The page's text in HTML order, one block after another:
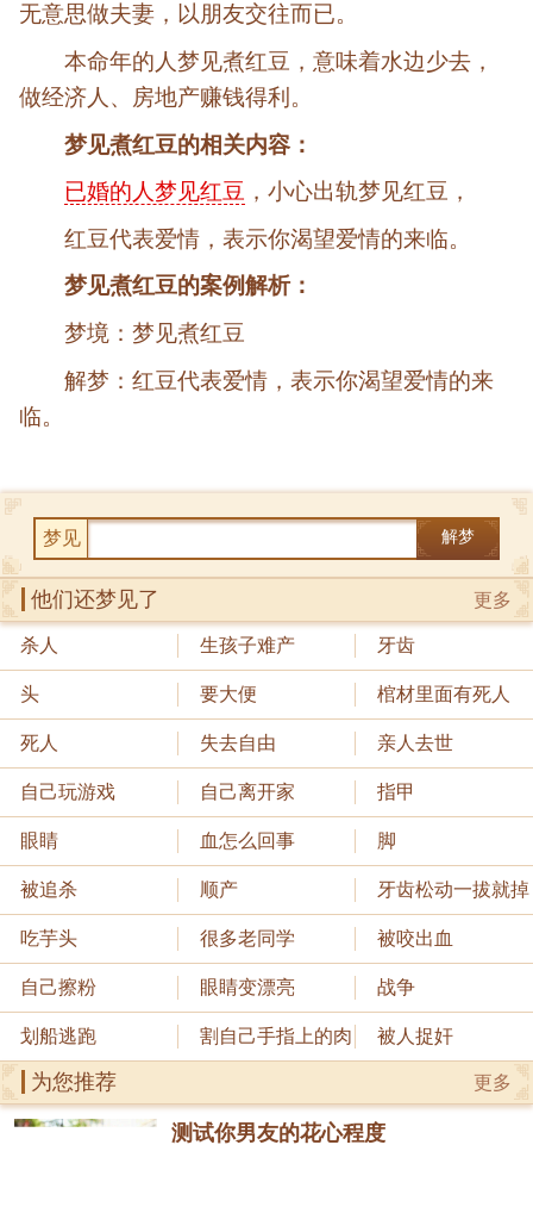
无意思做夫妻，以朋友交往而已。
本命年的人梦见煮红豆，意味着水边少去，
做经济人、房地产赚钱得利。
梦见煮红豆的相关内容：
已婚的人梦见红豆 ，小心出轨梦见红豆，
红豆代表爱情，表示你渴望爱情的来临。
梦见煮红豆的案例解析：
梦境：梦见煮红豆
解梦：红豆代表爱情，表示你渴望爱情的来
临。
梦见 解梦
更多
他们还梦见了
杀人 生孩子难产 牙齿
头 要大便 棺材里面有死人
死人 失去自由 亲人去世
自己玩游戏 自己离开家 指甲
眼睛 血怎么回事 脚
被追杀 顺产 牙齿松动一拔就掉
吃芋头 很多老同学 被咬出血
自己擦粉 眼睛变漂亮 战争
划船逃跑 割自己手指上的肉 被人捉奸
更多
为您推荐
测试你男友的花心程度